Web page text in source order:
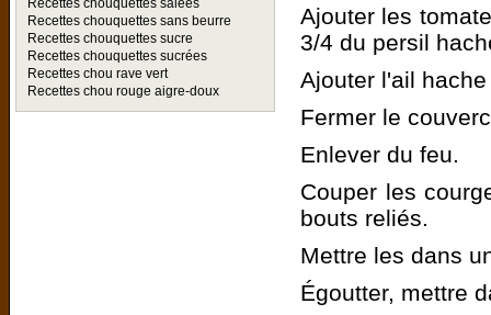
Recettes chouquettes salées
Recettes chouquettes sans beurre
Recettes chouquettes sucre
Recettes chouquettes sucrées
Recettes chou rave vert
Recettes chou rouge aigre-doux
Ajouter les
3/4 du persil
Ajouter l'ail
Fermer le
Enlever du feu.
Couper les
bouts reliés.
Mettre les dans
Égoutter, mettre